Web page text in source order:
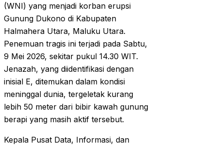
(WNI) yang menjadi korban erupsi
Gunung Dukono di Kabupaten
Halmahera Utara, Maluku Utara.
Penemuan tragis ini terjadi pada Sabtu,
9 Mei 2026, sekitar pukul 14.30 WIT.
Jenazah, yang diidentifikasi dengan
inisial E, ditemukan dalam kondisi
meninggal dunia, tergeletak kurang
lebih 50 meter dari bibir kawah gunung
berapi yang masih aktif tersebut.
Kepala Pusat Data, Informasi, dan